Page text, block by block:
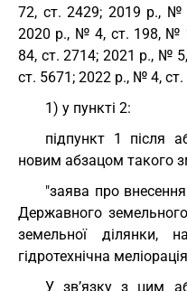
72, ст. 2429; 2019 р.,
2020 р., № 4, ст. 198, №
84, ст. 2714; 2021 р., №
ст. 5671; 2022 р., № 4,
1) у пункті 2:
підпункт 1 після
новим абзацом такого
"заява про
Державного
земельної ділянки,
гідротехнічна
У зв’язку з цим